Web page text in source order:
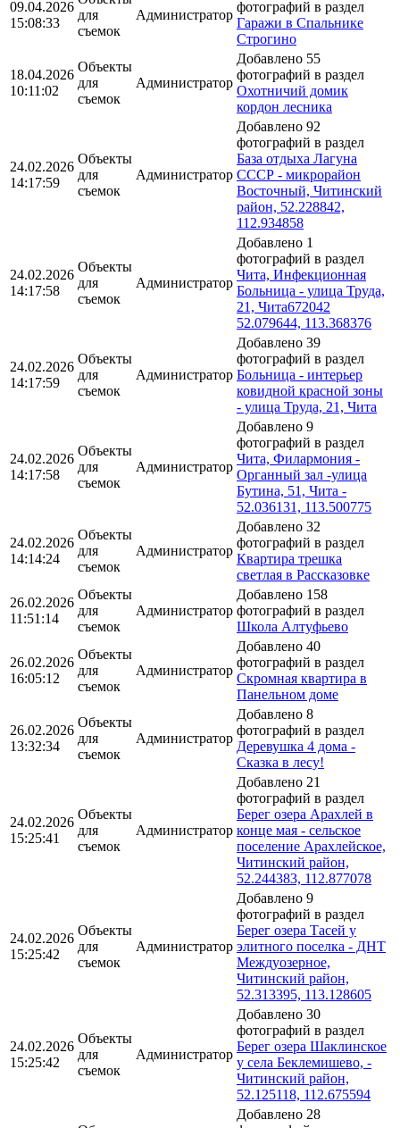
09.04.2026
15:08:33
для
съемок
Администратор
фотографий в раздел
Гаражи в Спальнике
Строгино
18.04.2026
10:11:02
Объекты
для
съемок
Администратор
Добавлено 55
фотографий в раздел
Охотничий домик
кордон лесника
24.02.2026
14:17:59
Объекты
для
съемок
Администратор
Добавлено 92
фотографий в раздел
База отдыха Лагуна
СССР - микрорайон
Восточный, Читинский
район, 52.228842,
112.934858
24.02.2026
14:17:58
Объекты
для
съемок
Администратор
Добавлено 1
фотографий в раздел
Чита, Инфекционная
Больница - улица Труда,
21, Чита672042
52.079644, 113.368376
24.02.2026
14:17:59
Объекты
для
съемок
Администратор
Добавлено 39
фотографий в раздел
Больница - интерьер
ковидной красной зоны
- улица Труда, 21, Чита
24.02.2026
14:17:58
Объекты
для
съемок
Администратор
Добавлено 9
фотографий в раздел
Чита, Филармония -
Органный зал -улица
Бутина, 51, Чита -
52.036131, 113.500775
24.02.2026
14:14:24
Объекты
для
съемок
Администратор
Добавлено 32
фотографий в раздел
Квартира трешка
светлая в Рассказовке
26.02.2026
11:51:14
Объекты
для
съемок
Администратор
Добавлено 158
фотографий в раздел
Школа Алтуфьево
26.02.2026
16:05:12
Объекты
для
съемок
Администратор
Добавлено 40
фотографий в раздел
Скромная квартира в
Панельном доме
26.02.2026
13:32:34
Объекты
для
съемок
Администратор
Добавлено 8
фотографий в раздел
Деревушка 4 дома -
Сказка в лесу!
24.02.2026
15:25:41
Объекты
для
съемок
Администратор
Добавлено 21
фотографий в раздел
Берег озера Арахлей в
конце мая - сельское
поселение Арахлейское,
Читинский район,
52.244383, 112.877078
24.02.2026
15:25:42
Объекты
для
съемок
Администратор
Добавлено 9
фотографий в раздел
Берег озера Тасей у
элитного поселка - ДНТ
Междуозерное,
Читинский район,
52.313395, 113.128605
24.02.2026
15:25:42
Объекты
для
съемок
Администратор
Добавлено 30
фотографий в раздел
Берег озера Шаклинское
у села Беклемишево, -
Читинский район,
52.125118, 112.675594
Добавлено 28